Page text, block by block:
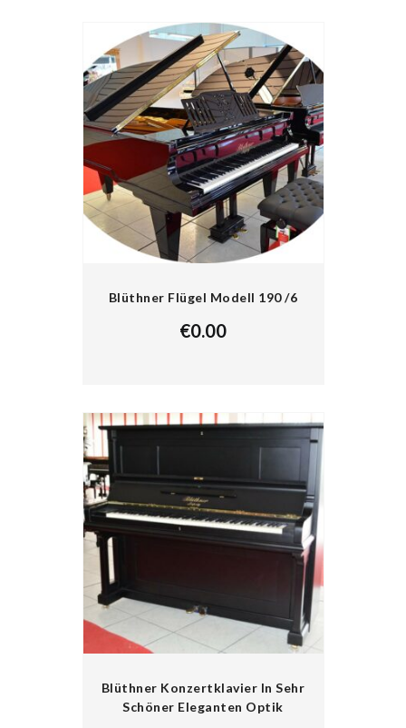
Blüthner Flügel Modell 190 /6
€0.00
Blüthner Konzertklavier In Sehr
Schöner Eleganten Optik